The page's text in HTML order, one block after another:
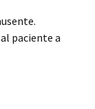
paciente a